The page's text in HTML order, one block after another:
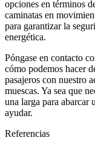
opciones en términos
caminatas en
para garantizar la
energética.
Póngase en contacto
cómo podemos hacer
pasajeros con nuestro
muescas. Ya sea que
una larga para abarcar
ayudar.
Referencias